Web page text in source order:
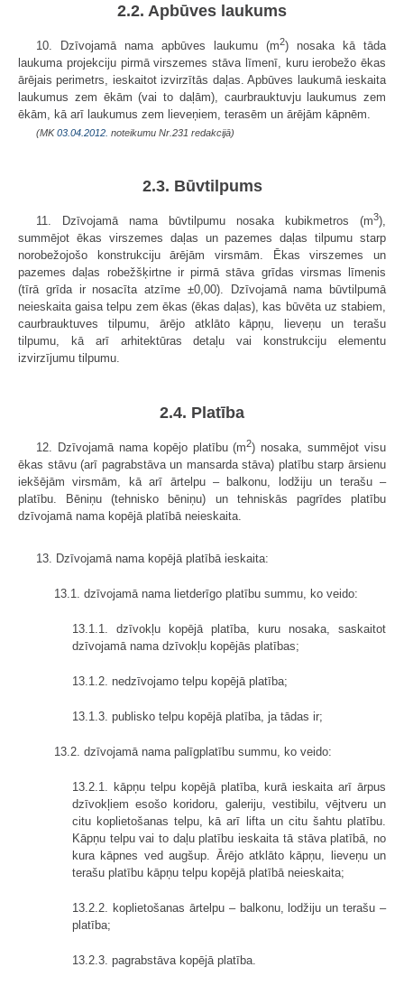
2.2. Apbūves laukums
10. Dzīvojamā nama apbūves laukumu (m2) nosaka kā tāda
laukuma projekciju pirmā virszemes stāva līmenī, kuru ierobežo ēkas
ārējais perimetrs, ieskaitot izvirzītās daļas. Apbūves laukumā ieskaita
laukumus zem ēkām (vai to daļām), caurbrauktuvju laukumus zem
ēkām, kā arī laukumus zem lieveņiem, terasēm un ārējām kāpnēm.
(MK03.04.2012. noteikumu Nr.231 redakcijā)
2.3. Būvtilpums
11. Dzīvojamā nama būvtilpumu nosaka kubikmetros (m3),
summējot ēkas virszemes daļas un pazemes daļas tilpumu starp
norobežojošo konstrukciju ārējām virsmām. Ēkas virszemes un
pazemes daļas robežšķirtne ir pirmā stāva grīdas virsmas līmenis
(tīrā grīda ir nosacīta atzīme ±0,00). Dzīvojamā nama būvtilpumā
neieskaita gaisa telpu zem ēkas (ēkas daļas), kas būvēta uz stabiem,
caurbrauktuves tilpumu, ārējo atklāto kāpņu, lieveņu un terašu
tilpumu, kā arī arhitektūras detaļu vai konstrukciju elementu
izvirzījumu tilpumu.
2.4. Platība
12. Dzīvojamā nama kopējo platību (m2) nosaka, summējot visu
ēkas stāvu (arī pagrabstāva un mansarda stāva) platību starp ārsienu
iekšējām virsmām, kā arī ārtelpu – balkonu, lodžiju un terašu –
platību. Bēniņu (tehnisko bēniņu) un tehniskās pagrīdes platību
dzīvojamā nama kopējā platībā neieskaita.
13. Dzīvojamā nama kopējā platībā ieskaita:
13.1. dzīvojamā nama lietderīgo platību summu, ko veido:
13.1.1. dzīvokļu kopējā platība, kuru nosaka, saskaitot
dzīvojamā nama dzīvokļu kopējās platības;
13.1.2. nedzīvojamo telpu kopējā platība;
13.1.3. publisko telpu kopējā platība, ja tādas ir;
13.2. dzīvojamā nama palīgplatību summu, ko veido:
13.2.1. kāpņu telpu kopējā platība, kurā ieskaita arī ārpus
dzīvokļiem esošo koridoru, galeriju, vestibilu, vējtveru un
citu koplietošanas telpu, kā arī lifta un citu šahtu platību.
Kāpņu telpu vai to daļu platību ieskaita tā stāva platībā, no
kura kāpnes ved augšup. Ārējo atklāto kāpņu, lieveņu un
terašu platību kāpņu telpu kopējā platībā neieskaita;
13.2.2. koplietošanas ārtelpu – balkonu, lodžiju un terašu –
platība;
13.2.3. pagrabstāva kopējā platība.